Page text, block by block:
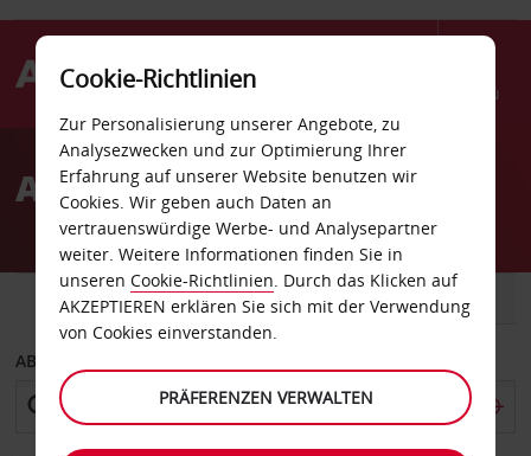
Menü
AvisAutovermietung Peru
FAHRZEUG TRANSPORTER
ABHOLEN VON
Cookie-Richtlinien
Zur Personalisierung unserer Angebote, zu
Analysezwecken und zur Optimierung Ihrer
Erfahrung auf unserer Website benutzen wir
Cookies. Wir geben auch Daten an
vertrauenswürdige Werbe- und Analysepartner
weiter. Weitere Informationen finden Sie in
unseren Cookie-Richtlinien. Durch das Klicken auf
AKZEPTIEREN erklären Sie sich mit der Verwendung
von Cookies einverstanden.
PRÄFERENZEN VERWALTEN